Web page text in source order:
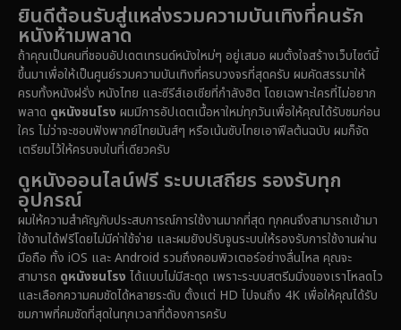
Disaster
Disney+ (5)
Documentary สารคดี (91)
Dystopian
Emotional (61)
Epic มหากาพย์ (222)
1985
1983
1982
1981
1971
1962 1953
ยินดีต้อนรับสู่แหล่งรวมความบันเทิงที่คนรัก
หนังห้ามพลาด
ถ้าคุณเป็นคนที่ชอบอัปเดตเทรนด์หนังใหม่ๆ อยู่เสมอ ผมตั้งใจสร้างเว็บไซต์นี้
ขึ้นมาเพื่อให้เป็นศูนย์รวมความบันเทิงที่ครบวงจรที่สุดครับ ผมคัดสรรมาให้
ครบทั้งหนังฝรั่ง หนังไทย และซีรีส์เอเชียที่กำลังฮิต โดยเฉพาะใครที่ไม่อยาก
พลาด ดูหนังชนโรง ผมมีการอัปเดตเนื้อหาใหม่ทุกวันเพื่อให้คุณได้รับชมก่อน
ใคร ไม่ว่าจะชอบฟังพากย์ไทยมันส์ๆ หรือเน้นซับไทยเอาฟีลต้นฉบับ ผมก็จัด
เตรียมไว้ให้ครบจบในที่เดียวครับ
ดูหนังออนไลน์ฟรี ระบบเสถียร รองรับทุก
อุปกรณ์
ผมให้ความสำคัญกับประสบการณ์การใช้งานมากที่สุด ทุกคนจึงสามารถเข้ามา
ใช้งานได้ฟรีโดยไม่มีค่าใช้จ่าย และผมยังปรับจูนระบบให้รองรับการใช้งานผ่าน
มือถือ ทั้ง iOS และ Android รวมถึงคอมพิวเตอร์อย่างลื่นไหล คุณจะ
สามารถ ดูหนังชนโรง ได้แบบไม่มีสะดุด เพราะระบบสตรีมมิ่งของเราโหลดไว
และเลือกความคมชัดได้หลายระดับ ตั้งแต่ HD ไปจนถึง 4K เพื่อให้คุณได้รับ
ชมภาพที่คมชัดที่สุดในทุกเวลาที่ต้องการครับ